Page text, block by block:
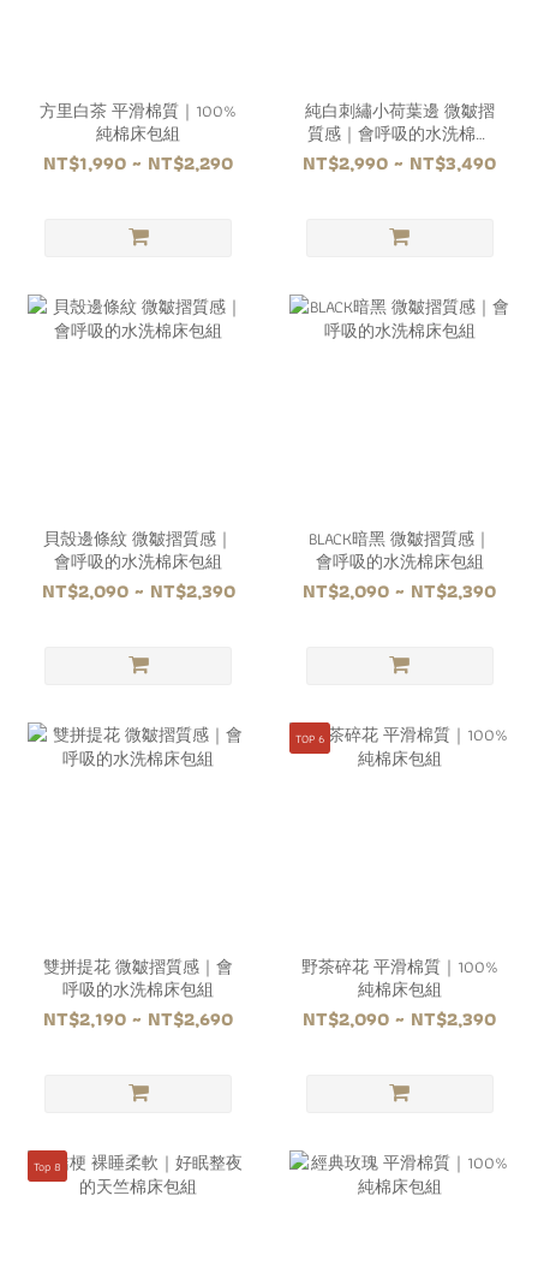
方里白茶 平滑棉質｜100%
純棉床包組
NT$1,990 ~ NT$2,290
純白刺繡小荷葉邊 微皺摺
質感｜會呼吸的水洗棉床
包組
NT$2,990 ~ NT$3,490
貝殼邊條紋 微皺摺質感｜
會呼吸的水洗棉床包組
NT$2,090 ~ NT$2,390
BLACK暗黑 微皺摺質感｜
會呼吸的水洗棉床包組
NT$2,090 ~ NT$2,390
雙拼提花 微皺摺質感｜會
呼吸的水洗棉床包組
NT$2,190 ~ NT$2,690
TOP 6
野茶碎花 平滑棉質｜100%
純棉床包組
NT$2,090 ~ NT$2,390
Top 8